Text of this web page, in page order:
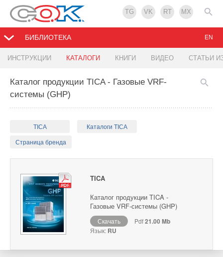
TG VK RT MX
БИБЛИОТЕКА
ИНСТРУКЦИИ КАТАЛОГИ КНИГИ ВИДЕО СТАТЬИ
EN
Каталог продукции TICA - Газовые VRF-
системы (GHP)
TICA Каталоги TICA
Страница бренда
TICA
Каталог продукции TICA -
Газовые VRF-системы (GHP)
Скачать Pdf21.00 Mb
Язык: RU